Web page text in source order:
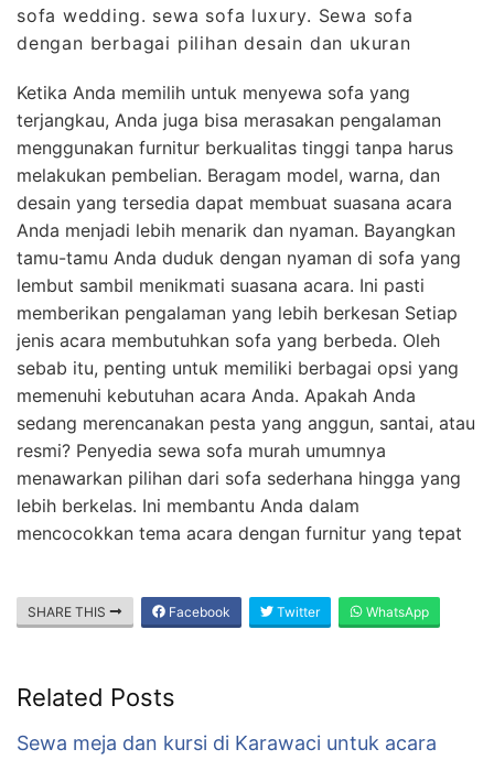
sofa wedding. sewa sofa luxury. Sewa sofa
dengan berbagai pilihan desain dan ukuran
Ketika Anda memilih untuk menyewa sofa yang
terjangkau, Anda juga bisa merasakan pengalaman
menggunakan furnitur berkualitas tinggi tanpa harus
melakukan pembelian. Beragam model, warna, dan
desain yang tersedia dapat membuat suasana acara
Anda menjadi lebih menarik dan nyaman. Bayangkan
tamu-tamu Anda duduk dengan nyaman di sofa yang
lembut sambil menikmati suasana acara. Ini pasti
memberikan pengalaman yang lebih berkesan Setiap
jenis acara membutuhkan sofa yang berbeda. Oleh
sebab itu, penting untuk memiliki berbagai opsi yang
memenuhi kebutuhan acara Anda. Apakah Anda
sedang merencanakan pesta yang anggun, santai, atau
resmi? Penyedia sewa sofa murah umumnya
menawarkan pilihan dari sofa sederhana hingga yang
lebih berkelas. Ini membantu Anda dalam
mencocokkan tema acara dengan furnitur yang tepat
SHARE THIS Facebook Twitter WhatsApp
Related Posts
Sewa meja dan kursi di Karawaci untuk acara